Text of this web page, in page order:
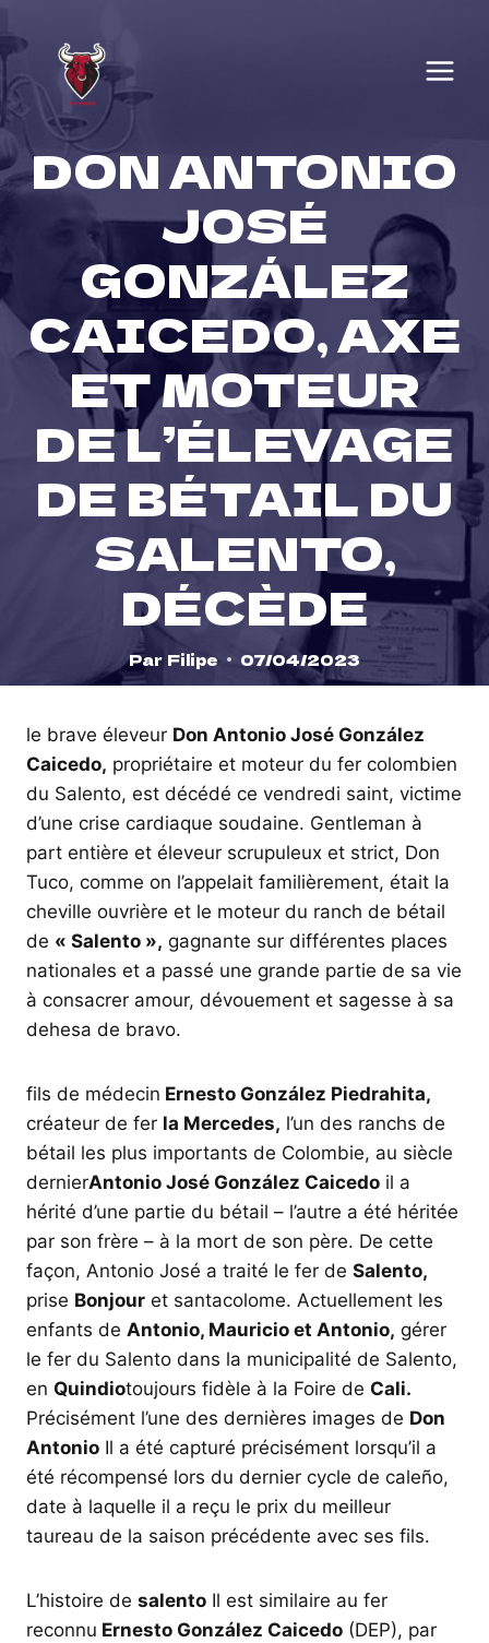
to
content
DON ANTONIO
JOSÉ
GONZÁLEZ
CAICEDO, AXE
ET MOTEUR
DE L’ÉLEVAGE
DE BÉTAIL DU
SALENTO,
DÉCÈDE
Par Filipe 07/04/2023
le brave éleveur Don Antonio José González
Caicedo, propriétaire et moteur du fer colombien
du Salento, est décédé ce vendredi saint, victime
d’une crise cardiaque soudaine. Gentleman à
part entière et éleveur scrupuleux et strict, Don
Tuco, comme on l’appelait familièrement, était la
cheville ouvrière et le moteur du ranch de bétail
de « Salento », gagnante sur différentes places
nationales et a passé une grande partie de sa vie
à consacrer amour, dévouement et sagesse à sa
dehesa de bravo.
fils de médecin Ernesto González Piedrahita,
créateur de fer la Mercedes, l’un des ranchs de
bétail les plus importants de Colombie, au siècle
dernierAntonio José González Caicedo il a
hérité d’une partie du bétail – l’autre a été héritée
par son frère – à la mort de son père. De cette
façon, Antonio José a traité le fer de Salento,
prise Bonjour et santacolome. Actuellement les
enfants de Antonio, Mauricio et Antonio, gérer
le fer du Salento dans la municipalité de Salento,
en Quindiotoujours fidèle à la Foire de Cali.
Précisément l’une des dernières images de Don
Antonio Il a été capturé précisément lorsqu’il a
été récompensé lors du dernier cycle de caleño,
date à laquelle il a reçu le prix du meilleur
taureau de la saison précédente avec ses fils.
L’histoire de salento Il est similaire au fer
reconnu Ernesto González Caicedo (DEP), par